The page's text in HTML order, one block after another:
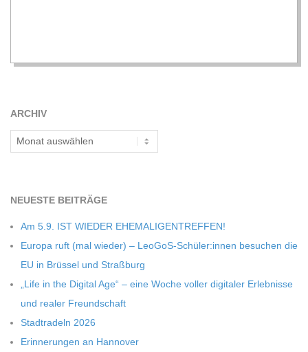
11
ARCHIV
Archiv
NEU­ESTE BEITRÄGE
Am 5.9. IST WIEDER EHEMALIGENTREFFEN!
Europa ruft (mal wie­der) – LeoGoS-Schüler:innen besu­chen die
EU in Brüs­sel und Straßburg
„Life in the Digi­tal Age“ – eine Woche vol­ler digi­ta­ler Erleb­nisse
und rea­ler Freundschaft
Stadt­ra­deln 2026
Erin­ne­run­gen an Hannover